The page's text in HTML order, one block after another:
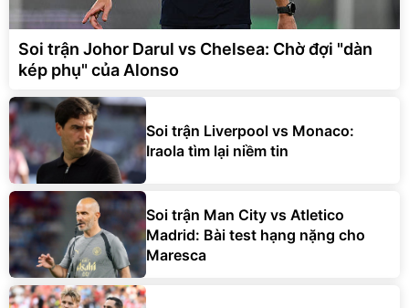
Soi trận Johor Darul vs Chelsea: Chờ đợi "dàn
kép phụ" của Alonso
Soi trận Liverpool vs Monaco:
Iraola tìm lại niềm tin
Soi trận Man City vs Atletico
Madrid: Bài test hạng nặng cho
Maresca